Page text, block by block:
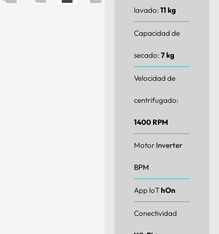
lavado: 11 kg
Capacidad de
secado: 7 kg
Velocidad de
centrifugado:
1400 RPM
Motor Inverter
BPM
App loThOn
Conectividad